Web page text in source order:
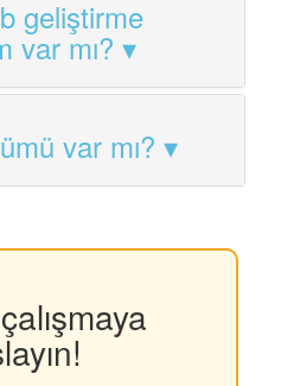
geliştirme
var mı?
var mı?